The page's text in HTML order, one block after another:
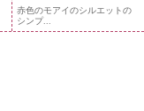
赤色のモアイのシルエットの
シンプ...